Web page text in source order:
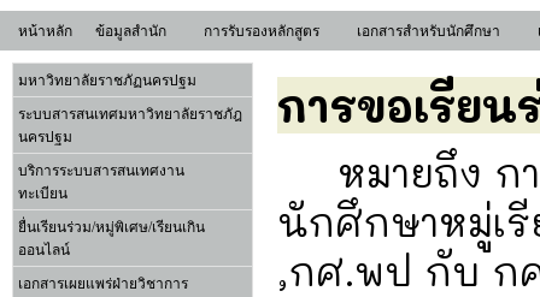
หน้าหลัก ข้อมูลสำนัก การรับรองหลักสูตร เอกสารสำหรับนักศึกษา
มหาวิทยาลัยราชภัฏนครปฐม
ระบบสารสนเทศมหาวิทยาลัยราชภัฎ
นครปฐม
บริการระบบสารสนเทศงาน
ทะเบียน
ยื่นเรียนร่วม/หมู่พิเศษ/เรียนเกิน
ออนไลน์
เอกสารเผยแพร่ฝ่ายวิชาการ
การขอเรีย
หมายถึง กา
นักศึกษาหมู่เ
,กศ.พป กับ ก